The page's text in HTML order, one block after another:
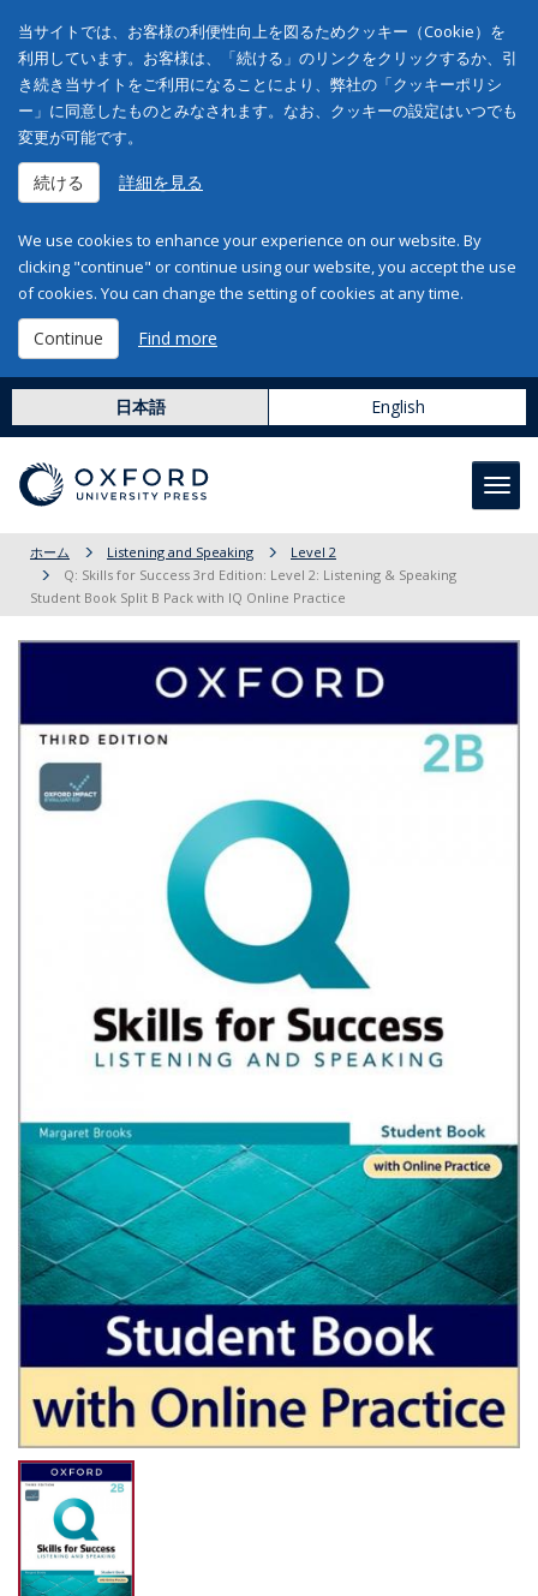
当サイトでは、お客様の利便性向上を図るためクッキー（Cookie）を
利用しています。お客様は、「続ける」のリンクをクリックするか、引
き続き当サイトをご利用になることにより、弊社の「クッキーポリシ
ー」に同意したものとみなされます。なお、クッキーの設定はいつでも
変更が可能です。
続ける 詳細を見る
We use cookies to enhance your experience on our website. By
clicking "continue" or continue using our website, you accept the use
of cookies. You can change the setting of cookies at any time.
Continue Find more
日本語 English
ホーム Listening and Speaking
Level 2
Q: Skills for Success 3rd Edition: Level 2: Listening & Speaking
Student Book Split B Pack with IQ Online Practice